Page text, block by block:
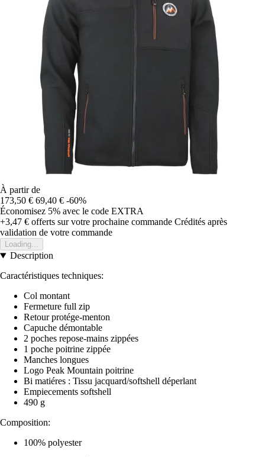
À partir de
173,50 € 69,40 € -60%
Économisez 5% avec le code EXTRA
+3,47 € offerts sur votre prochaine commande Crédités après
validation de votre commande
Loading...
Description
Caractéristiques techniques:
Col montant
Fermeture full zip
Retour protége-menton
Capuche démontable
2 poches repose-mains zippées
1 poche poitrine zippée
Manches longues
Logo Peak Mountain poitrine
Bi matiéres : Tissu jacquard/softshell déperlant
Empiecements softshell
490 g
Composition:
100% polyester